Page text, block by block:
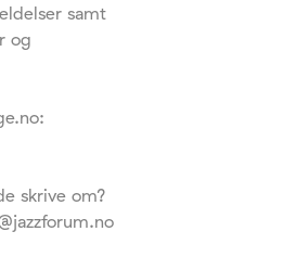
samt
og
skrive om?